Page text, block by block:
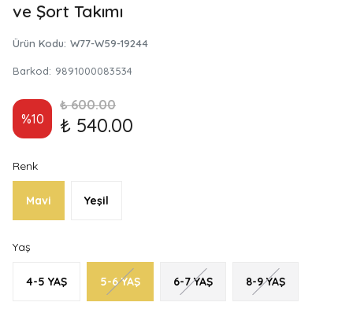
ve Şort Takımı
Ürün Kodu: W77-W59-19244
Barkod: 9891000083534
%10
₺ 600.00
₺ 540.00
Renk
Mavi Yeşil
Yaş
4-5 YAŞ 5-6 YAŞ 6-7 YAŞ 8-9 YAŞ